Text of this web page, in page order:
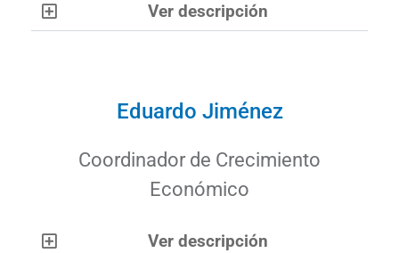
Ver descripción
Eduardo Jiménez
Coordinador de Crecimiento
Económico
Ver descripción